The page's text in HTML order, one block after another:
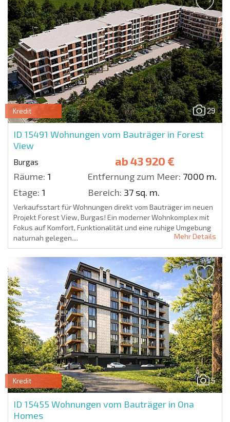
29
Kredit
ID 15491 Wohnungen vom Bauträger in Forest
View
Burgas ab43 920 €
Räume: 1 Entfernung zum Meer: 7000 m.
Etage: 1 Bereich: 37 sq. m.
Verkaufsstart für Wohnungen direkt vom Bauträger im neuen
Projekt Forest View, Burgas! Ein moderner Wohnkomplex mit
Fokus auf Komfort, Funktionalität und eine ruhige Umgebung
naturnah gelegen....
Mehr Details
5
Kredit
ID 15455 Wohnungen vom Bauträger in Ona
Homes